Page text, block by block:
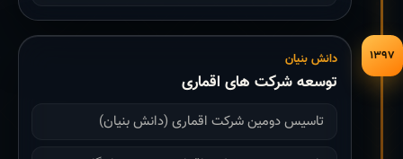
۱۳۹۷ دانش بنیان
توسعه شرکت های اقماری
تاسیس دومین شرکت اقماری (دانش بنیان)